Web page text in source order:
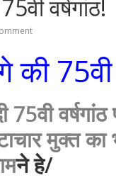
वर्षगांठ!
75वी
75वी
मुक्त का
ने हे/